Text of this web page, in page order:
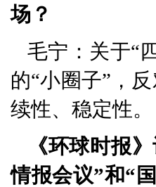
场？
毛宁：关于“
的“小圈子”，
续性、稳定性。
《环球时报
情报会议”和“